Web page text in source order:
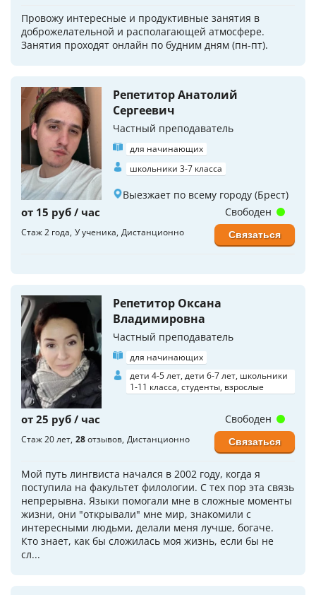
Провожу интересные и продуктивные занятия в
доброжелательной и располагающей атмосфере.
Занятия проходят онлайн по будним дням (пн-пт).
Репетитор Анатолий
Сергеевич
Частный преподаватель
для начинающих
школьники 3-7 класса
Выезжает по всему городу (Брест)
от 15 руб / час
Стаж 2 года У ученика Дистанционно
Свободен
Связаться
Репетитор Оксана
Владимировна
Частный преподаватель
для начинающих
дети 4-5 лет, дети 6-7 лет, школьники
1-11 класса, студенты, взрослые
от 25 руб / час
Стаж 20 лет 28отзывов Дистанционно
Мой путь лингвиста начался в 2002 году, когда я
поступила на факультет филологии. С тех пор эта связь
непрерывна. Языки помогали мне в сложные моменты
жизни, они "открывали" мне мир, знакомили с
интересными людьми, делали меня лучше, богаче.
Кто знает, как бы сложилась моя жизнь, если бы не
сл...
Свободен
Связаться